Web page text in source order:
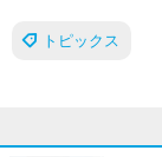
トピックス